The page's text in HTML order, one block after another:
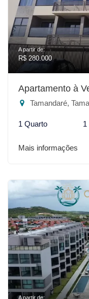
A partir de:
R$ 280.000
Apartamento à
Tamandaré,
1 Quarto 1
Mais informações
A partir de: